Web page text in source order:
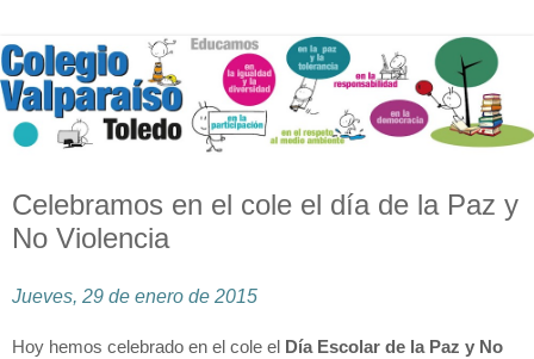
Celebramos en el cole el día de la Paz y
No Violencia
Jueves, 29 de enero de 2015
Hoy hemos celebrado en el cole el Día Escolar de la Paz y No